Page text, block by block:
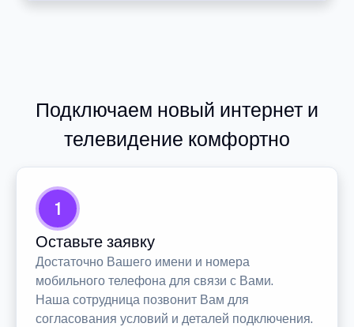
Подключаем новый интернет и
телевидение комфортно
1
Оставьте заявку
Достаточно Вашего имени и номера
мобильного телефона для связи с Вами.
Наша сотрудница позвонит Вам для
согласования условий и деталей подключения.